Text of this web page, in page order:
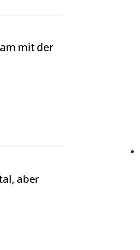
mit der
Eisenbahn aus Paris
aber
wieder mehr Einschreibungen